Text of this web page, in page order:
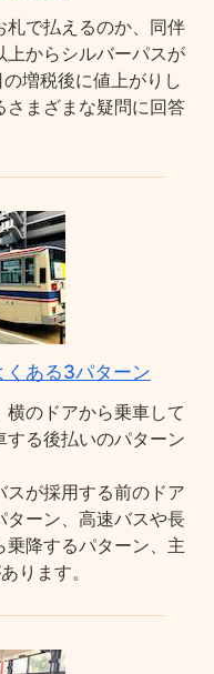
札で払えるのか、同伴
上からシルバーパスが
増税後に値上がりし
さまざまな疑問に回答
くある3パターン
のドアから乗車して
る後払いのパターン
が採用する前のドア
ターン、高速バスや長
降するパターン、主
ります。